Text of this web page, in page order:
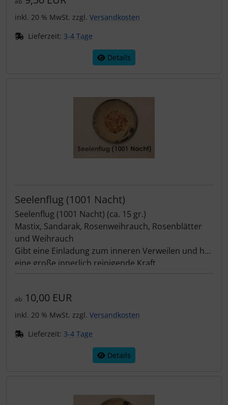
inkl. 20 % MwSt. zzgl. Versandkosten
Lieferzeit: 3-4 Tage
Details
Seelenflug (1001 Nacht)
Seelenflug (1001 Nacht) (ca. 15 gr.)
Mastix, Sandarak, Rosenweihrauch, Rosenblätter
und Weihrauch
Gibt eine Einladung zum inneren Verweilen und hat
eine große innerlich reinigende Kraft.
und das Herz zu stärken.
ab 10,00 EUR
inkl. 20 % MwSt. zzgl. Versandkosten
Lieferzeit: 3-4 Tage
Details